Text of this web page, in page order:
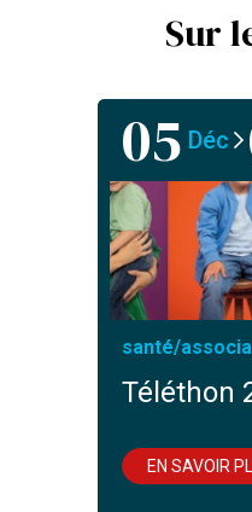
Sur
Du
05 Déc
santé/
Téléthon
EN SAVOIR